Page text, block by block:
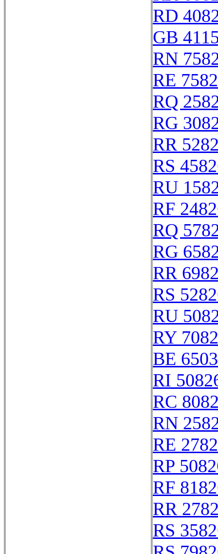
RD
GB
RN
RE
RQ
RG
RR
RS
RU
RF
RQ
RG
RR
RS
RU
RY
BE 6503
RI
RC
RN
RE
RP
RF
RR
RS